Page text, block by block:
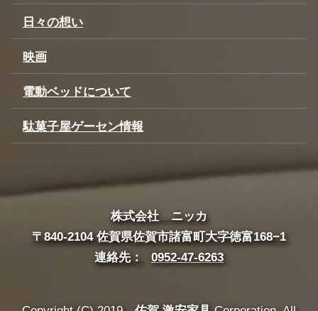
日々の想い
映画
電動ベッドについて
駄菓子屋ゲーセン情報
株式会社 ニッカ
〒840-2104 佐賀県佐賀市諸富町大字徳富168−1
連絡先：
0952-47-6263